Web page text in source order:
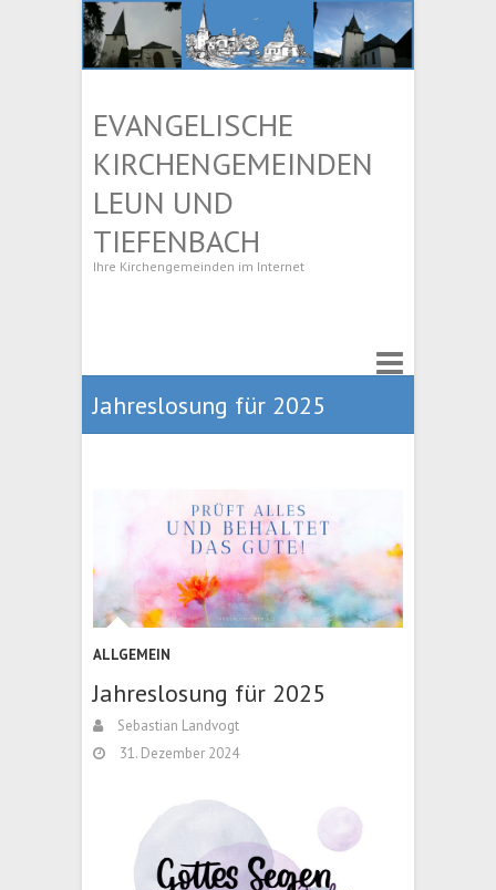
EVANGELISCHE
KIRCHENGEMEINDEN
LEUN UND
TIEFENBACH
Ihre Kirchengemeinden im Internet
Jahreslosung für 2025
ALLGEMEIN
Jahreslosung für 2025
Sebastian Landvogt
31. Dezember 2024